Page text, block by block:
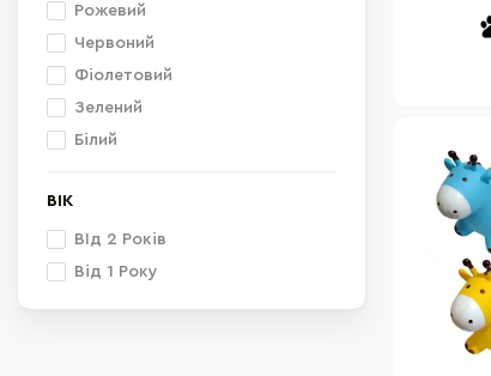
Рожевий
Червоний
Фіолетовий
Зелений
Білий
ВІК
ВІд 2 Років
Від 1 Року